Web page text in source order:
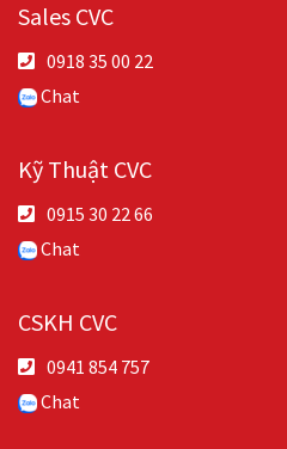
Sales CVC
0918 35 00 22
Chat
Kỹ Thuật CVC
0915 30 22 66
Chat
CSKH CVC
0941 854 757
Chat